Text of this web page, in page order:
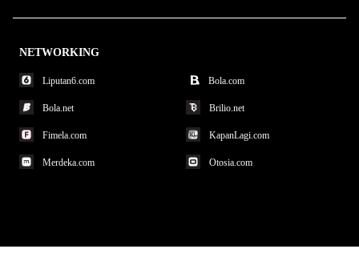
NETWORKING
Liputan6.com Bola.com
Bola.net Brilio.net
Fimela.com KapanLagi.com
Merdeka.com Otosia.com